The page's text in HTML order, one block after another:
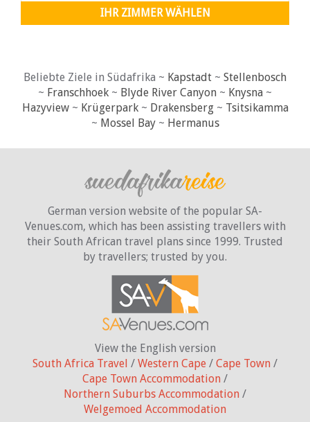
IHR ZIMMER WÄHLEN
Beliebte Ziele in Südafrika ~ Kapstadt ~ Stellenbosch
~ Franschhoek ~ Blyde River Canyon ~ Knysna ~
Hazyview~ Krügerpark~ Drakensberg~ Tsitsikamma
~ Mossel Bay~ Hermanus
German version website of the popular SA-
Venues.com, which has been assisting travellers with
their South African travel plans since 1999. Trusted
by travellers; trusted by you.
View the English version
South Africa Travel / Western Cape / Cape Town /
Cape Town Accommodation /
Northern Suburbs Accommodation /
Welgemoed Accommodation